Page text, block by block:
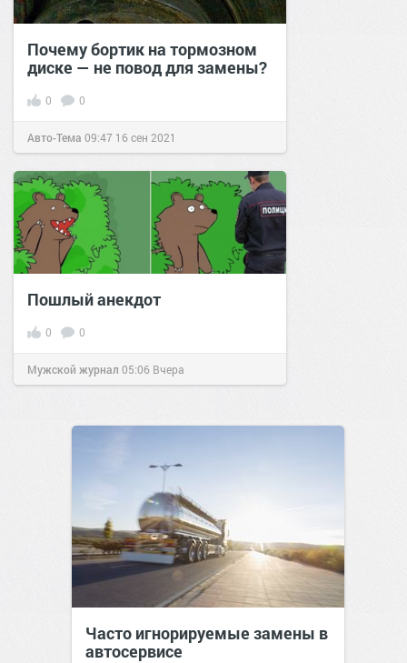
Почему бортик на тормозном
диске — не повод для замены?
0 0
Авто-Тема 09:47 16 сен 2021
Пошлый анекдот
0 0
Мужской журнал 05:06 Вчера
Часто игнорируемые замены в
автосервисе